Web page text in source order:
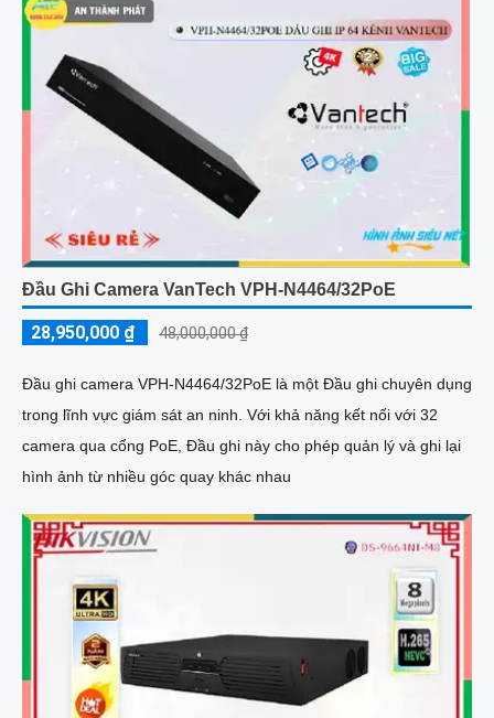
Đầu Ghi Camera VanTech VPH-N4464/32PoE
28,950,000 ₫ 48,000,000 ₫
Đầu ghi camera VPH-N4464/32PoE là một Đầu ghi chuyên dụng
trong lĩnh vực giám sát an ninh. Với khả năng kết nối với 32
camera qua cổng PoE, Đầu ghi này cho phép quản lý và ghi lại
hình ảnh từ nhiều góc quay khác nhau